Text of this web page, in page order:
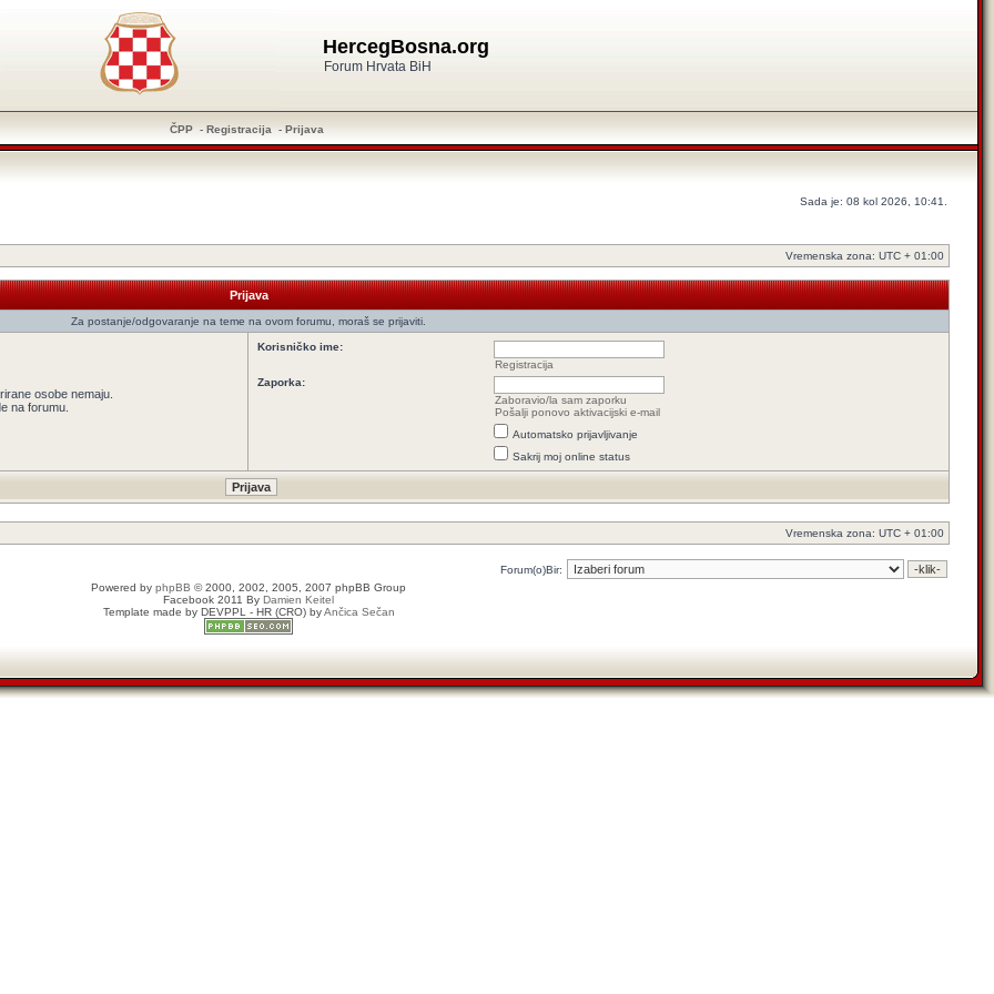
HercegBosna.org
Forum Hrvata BiH
ČPP - Registracija - Prijava
Sada je: 08 kol 2026, 10:41.
Vremenska zona: UTC + 01:00
Prijava
Za postanje/odgovaranje na teme na ovom forumu, moraš se prijaviti.
osobe nemaju.
na forumu.
Korisničko ime:
Registracija
Zaporka:
Zaboravio/la sam zaporku
Pošalji ponovo aktivacijski e-mail
Automatsko prijavljivanje
Sakrij moj online status
Vremenska zona: UTC + 01:00
Forum(o)Bir:
Powered by phpBB © 2000, 2002, 2005, 2007 phpBB Group
Facebook 2011 By Damien Keitel
Template made by DEVPPL - HR (CRO) byAnčica Sečan